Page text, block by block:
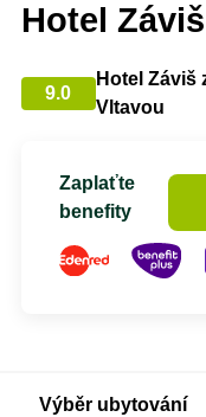
Hotel
9.0
Hotel Záviš
Vltavou
Zaplaťte
benefity
Výběr ubytování